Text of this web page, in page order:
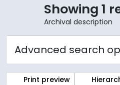
Showing 1
Archival description
Advanced search
Print preview